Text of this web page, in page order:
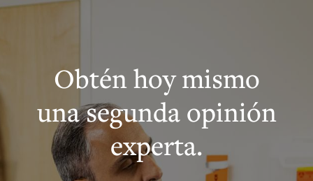
Obtén hoy mismo
una segunda opinión
experta.